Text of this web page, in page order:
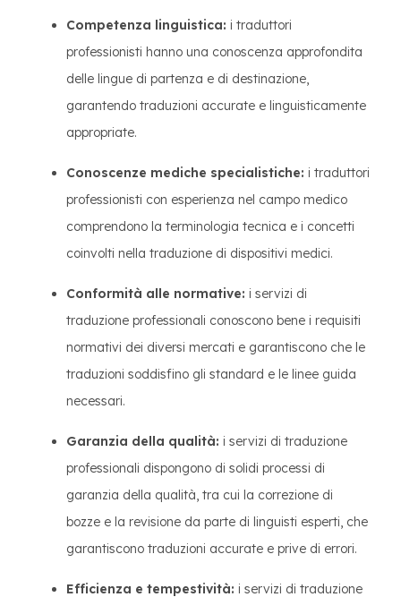
Competenza linguistica: i traduttori
professionisti hanno una conoscenza approfondita
delle lingue di partenza e di destinazione,
garantendo traduzioni accurate e linguisticamente
appropriate.
Conoscenze mediche specialistiche: i traduttori
professionisti con esperienza nel campo medico
comprendono la terminologia tecnica e i concetti
coinvolti nella traduzione di dispositivi medici.
Conformità alle normative: i servizi di
traduzione professionali conoscono bene i requisiti
normativi dei diversi mercati e garantiscono che le
traduzioni soddisfino gli standard e le linee guida
necessari.
Garanzia della qualità: i servizi di traduzione
professionali dispongono di solidi processi di
garanzia della qualità, tra cui la correzione di
bozze e la revisione da parte di linguisti esperti, che
garantiscono traduzioni accurate e prive di errori.
Efficienza e tempestività: i servizi di traduzione